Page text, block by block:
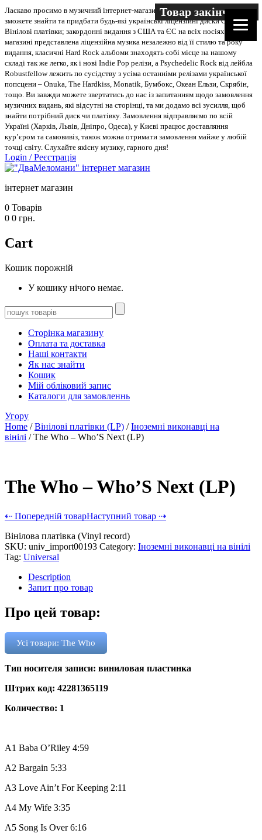
Ласкаво просимо в музичний інтернет-магазин “Два меломани”. У нас Ви
зможете знайти та придбати будь-які українські ліцензійні диски CD, DVD,
Вінілові платівки; закордонні видання з США та ЄС на всіх носіях. В
магазині представлена ліцензійна музика незалежно від її стилю та року
видання, класичні Hard Rock альбоми знаходять собі місце на нашому
складі так же легко, як і нові Indie Pop релізи, а Psychedelic Rock від лейбла
Robustfellow лежить по сусідству з усіма останніми релізами української
попсцени – Onuka, The Hardkiss, Monatik, Бумбокс, Океан Ельзи, Скрябін,
тощо. Ви завжди можете звертатись до нас із запитанням щодо замовлення
музичних видань, які відсутні на сторінці, та ми додамо всі зусилля, щоб
знайти потрібний диск чи платівку. Замовлення відправляємо по всій
Україні (Харків, Львів, Дніпро, Одеса), у Києві працює доставляння
кур’єром та самовивіз, також можна отримати замовлення майже у любій
точці світу. Слухайте якісну музику, гарного дня!
Login /Реєстрація
інтернет магазин
0 Товарів
0 0 грн.
Cart
Кошик порожній
У кошику нічого немає.
Сторінка магазину
Оплата та доставка
Наші контакти
Як нас знайти
Кошик
Мій обліковий запис
Каталоги для замовленнь
Угору
Home /Вінілові платівки (LP) /Іноземні виконавці на
вінілі / The Who – Who’S Next (LP)
Товар закінчився
The Who – Who’S Next (LP)
⇠ Попередній товарНаступний товар ⇢
Вінілова платівка (Vinyl record)
SKU: univ_import00193 Category: Іноземні виконавці на вінілі
Tag: Universal
Description
Запит про товар
Про цей товар:
Усі товари: The Who
Тип носителя записи: виниловая пластинка
Штрих код: 42281365119
Количество: 1
A1 Baba O’Riley 4:59
A2 Bargain 5:33
A3 Love Ain’t For Keeping 2:11
A4 My Wife 3:35
A5 Song Is Over 6:16